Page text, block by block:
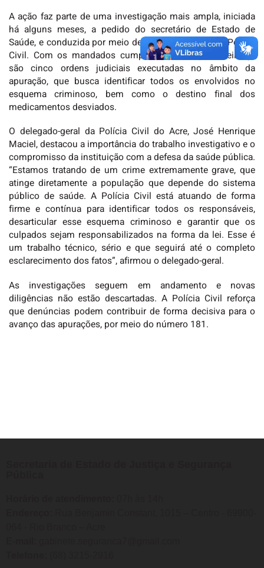
A ação faz parte de uma investigação mais ampla, iniciada
há alguns meses, a pedido do secretário de Estado de
Saúde, e conduzida por meio de uma força-tarefa da Polícia
Civil. Com os mandados cumpridos nesta quarta-feira, já
são cinco ordens judiciais executadas no âmbito da
apuração, que busca identificar todos os envolvidos no
esquema criminoso, bem como o destino final dos
medicamentos desviados.
O delegado-geral da Polícia Civil do Acre, José Henrique
Maciel, destacou a importância do trabalho investigativo e o
compromisso da instituição com a defesa da saúde pública.
“Estamos tratando de um crime extremamente grave, que
atinge diretamente a população que depende do sistema
público de saúde. A Polícia Civil está atuando de forma
firme e contínua para identificar todos os responsáveis,
desarticular esse esquema criminoso e garantir que os
culpados sejam responsabilizados na forma da lei. Esse é
um trabalho técnico, sério e que seguirá até o completo
esclarecimento dos fatos”, afirmou o delegado-geral.
As investigações seguem em andamento e novas
diligências não estão descartadas. A Polícia Civil reforça
que denúncias podem contribuir de forma decisiva para o
avanço das apurações, por meio do número 181.